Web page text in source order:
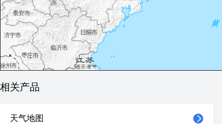
相关产品
天气地图